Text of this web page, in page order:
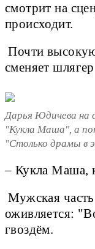
смотрит на
происходит.
Почти
сменяет
Дарья Юдичева на
"Кукла Маша", а
"Столько драмы в
– Кукла Маша,
Мужская
оживляется:
гвоздём.